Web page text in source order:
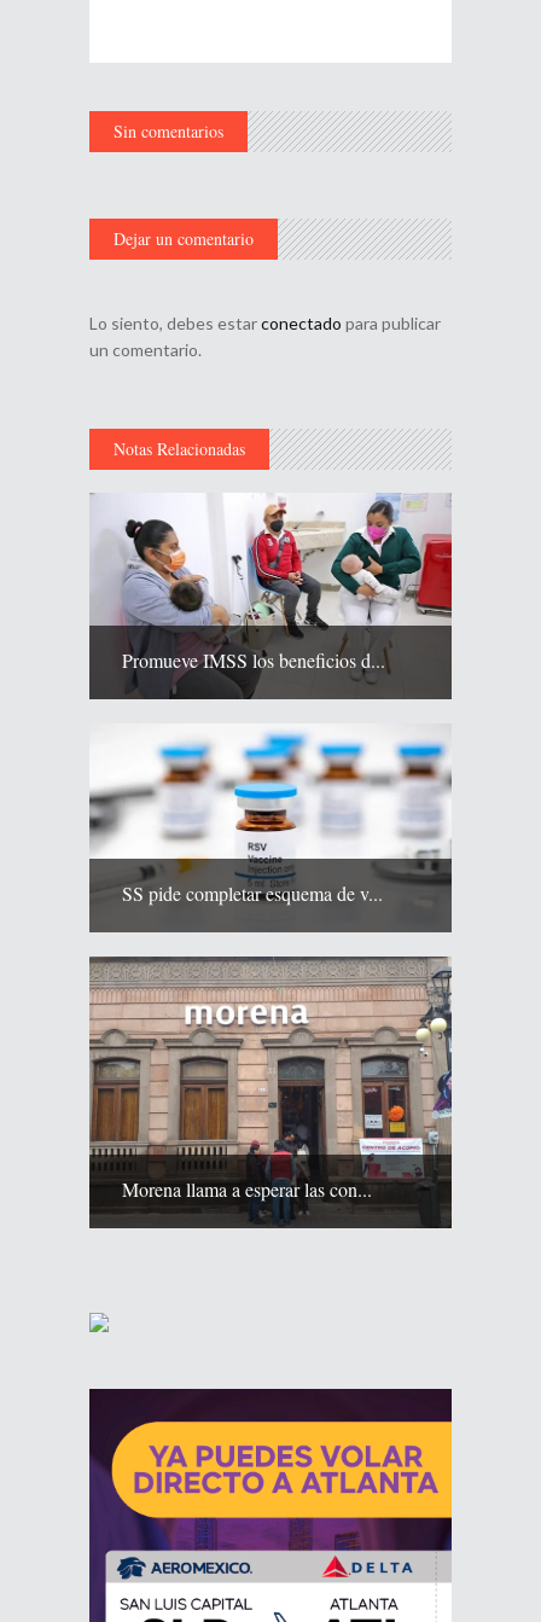
Sin comentarios
Dejar un comentario
Lo siento, debes estarconectado para publicar
un comentario.
Notas Relacionadas
Promueve IMSS los beneficios d...
SS pide completar esquema de v...
Morena llama a esperar las con...